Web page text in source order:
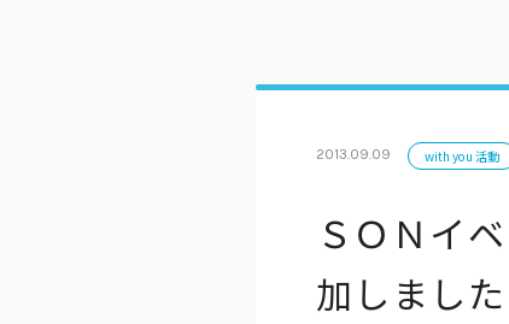
公式アカ
2013.09.09 with you 活動
ＳＯＮイ
加しました